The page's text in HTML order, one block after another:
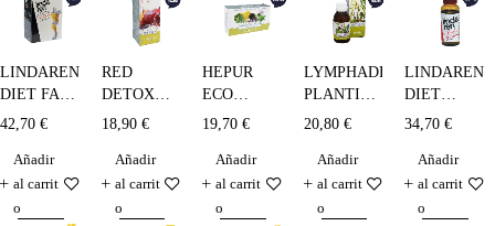
LINDAREN
DIET FAT
LOSS
integral
control
peso) - 30
42,70 €
Añadir
al carrit
o
RED
DETOX
250 ml
18,90 €
Añadir
al carrit
o
HEPUR
ECO
DETOX
20 x 10 ml
19,70€
Añadir
al carrit
o
LYMPHADETOX
PLANTIS -
150 ml
20,80 €
Añadir
al carrit
o
LINDAREN
DIET
LIPOPLUS
34,70€
Añadir
al carrit
o